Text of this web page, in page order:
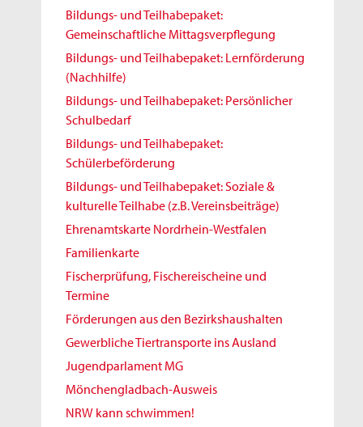
Bildungs- und Teilhabepaket:
Gemeinschaftliche Mittagsverpflegung
Bildungs- und Teilhabepaket: Lernförderung
(Nachhilfe)
Bildungs- und Teilhabepaket: Persönlicher
Schulbedarf
Bildungs- und Teilhabepaket:
Schülerbeförderung
Bildungs- und Teilhabepaket: Soziale &
kulturelle Teilhabe (z.B. Vereinsbeiträge)
Ehrenamtskarte Nordrhein-Westfalen
Familienkarte
Fischerprüfung, Fischereischeine und
Termine
Förderungen aus den Bezirkshaushalten
Gewerbliche Tiertransporte ins Ausland
Jugendparlament MG
Mönchengladbach-Ausweis
NRW kann schwimmen!